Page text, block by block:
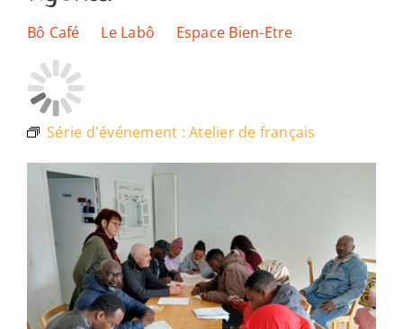
Ressources
Nous soutenir
Nous trouver
Bô Café Le Labô Espace Bien-Etre
Série d'événement :Atelier de français